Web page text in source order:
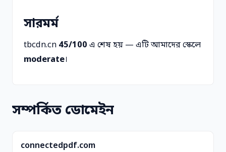
সারমর্ম
tbcdn.cn 45/100 এ শেষ হয় — এটি আমাদের স্কেলে
moderate।
সম্পর্কিত ডোমেইন
connectedpdf.com